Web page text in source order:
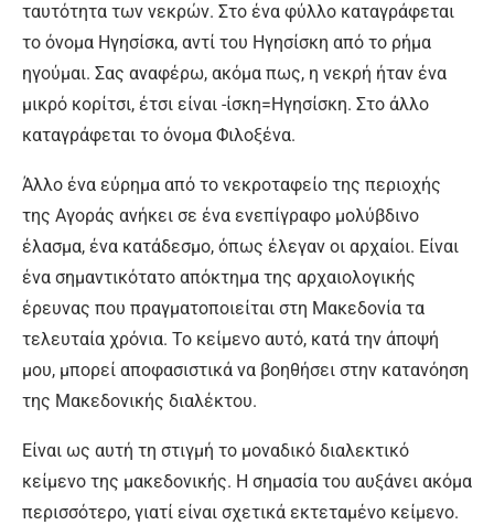
ταυτότητα των νεκρών. Στο ένα φύλλο καταγράφεται
το όνομα Ηγησίσκα, αντί του Ηγησίσκη από το ρήμα
ηγούμαι. Σας αναφέρω, ακόμα πως, η νεκρή ήταν ένα
μικρό κορίτσι, έτσι είναι -ίσκη=Ηγησίσκη. Στο άλλο
καταγράφεται το όνομα Φιλοξένα.
Άλλο ένα εύρημα από το νεκροταφείο της περιοχής
της Αγοράς ανήκει σε ένα ενεπίγραφο μολύβδινο
έλασμα, ένα κατάδεσμο, όπως έλεγαν οι αρχαίοι. Είναι
ένα σημαντικότατο απόκτημα της αρχαιολογικής
έρευνας που πραγματοποιείται στη Μακεδονία τα
τελευταία χρόνια. Το κείμενο αυτό, κατά την άποψή
μου, μπορεί αποφασιστικά να βοηθήσει στην κατανόηση
της Μακεδονικής διαλέκτου.
Είναι ως αυτή τη στιγμή το μοναδικό διαλεκτικό
κείμενο της μακεδονικής. Η σημασία του αυξάνει ακόμα
περισσότερο, γιατί είναι σχετικά εκτεταμένο κείμενο.